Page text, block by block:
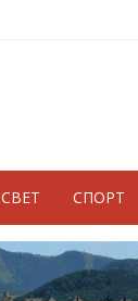
СВЕТ СПОРТ